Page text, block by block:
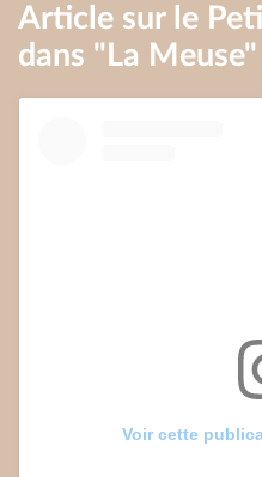
Article sur le
dans "La Meuse"
Voir cette